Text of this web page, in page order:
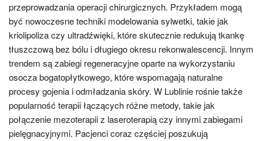
przeprowadzania operacji chirurgicznych. Przykładem mogą
być nowoczesne techniki modelowania sylwetki, takie jak
kriolipoliza czy ultradźwięki, które skutecznie redukują tkankę
tłuszczową bez bólu i długiego okresu rekonwalescencji. Innym
trendem są zabiegi regeneracyjne oparte na wykorzystaniu
osocza bogatopłytkowego, które wspomagają naturalne
procesy gojenia i odmładzania skóry. W Lublinie rośnie także
popularność terapii łączących różne metody, takie jak
połączenie mezoterapii z laseroterapią czy innymi zabiegami
pielęgnacyjnymi. Pacjenci coraz częściej poszukują